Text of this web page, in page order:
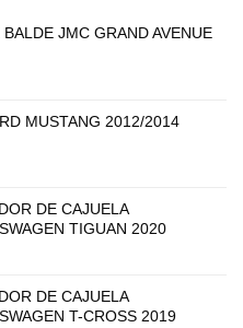
JMC GRAND AVENUE
MUSTANG 2012/2014
DE CAJUELA
TIGUAN 2020
DE CAJUELA
T-CROSS 2019